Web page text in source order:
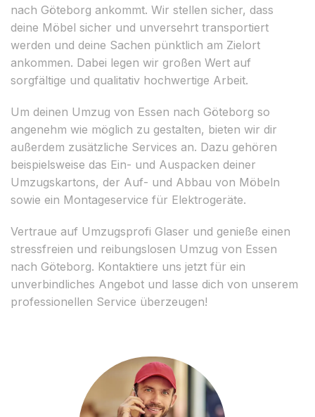
nach Göteborg ankommt. Wir stellen sicher, dass
deine Möbel sicher und unversehrt transportiert
werden und deine Sachen pünktlich am Zielort
ankommen. Dabei legen wir großen Wert auf
sorgfältige und qualitativ hochwertige Arbeit.
Um deinen Umzug von Essen nach Göteborg so
angenehm wie möglich zu gestalten, bieten wir dir
außerdem zusätzliche Services an. Dazu gehören
beispielsweise das Ein- und Auspacken deiner
Umzugskartons, der Auf- und Abbau von Möbeln
sowie ein Montageservice für Elektrogeräte.
Vertraue auf Umzugsprofi Glaser und genieße einen
stressfreien und reibungslosen Umzug von Essen
nach Göteborg. Kontaktiere uns jetzt für ein
unverbindliches Angebot und lasse dich von unserem
professionellen Service überzeugen!